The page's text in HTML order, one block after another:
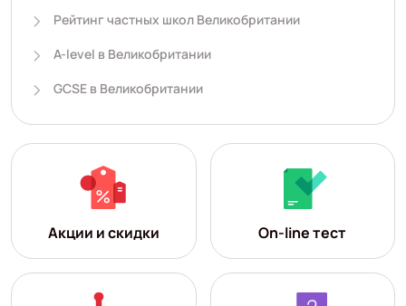
Рейтинг частных школ Великобритании
A-level в Великобритании
GCSE в Великобритании
Акции и скидки On-line тест